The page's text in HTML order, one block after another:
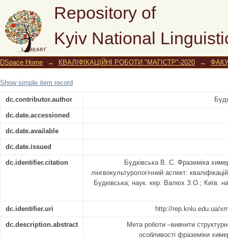
Repository of
Kyiv National
Фраземіка химерної прози Євгена
DSpace Home → КВАЛІФІКАЦІЙНІ РОБОТИ "МАГІСТР"-2020 →
Show simple item record
dc.contributor.author
dc.date.accessioned
dc.date.available
dc.date.issued
dc.identifier.citation
Будківська В. С. Фраземіка
лінгвокультурологічний аспект:
Будківська; наук. кер. Валюх З.О.; Київ.
dc.identifier.uri http://rep.knlu.edu.ua/
dc.description.abstract
Мета роботи –вивчити
особливості фраземіки